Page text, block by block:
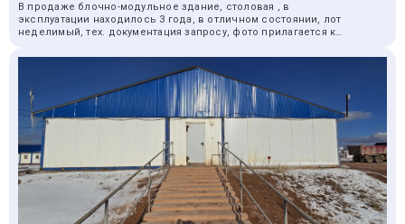
В продаже блочно-модульное здание, столовая , в
эксплуатации находилось 3 года, в отличном состоянии, лот
неделимый, тех. документация запросу, фото прилагается к
Иркутского завода полимеров в городе Усть-Кут( Иркутская
область) демонтажные и погрузочные работы в месте отгрузки
осуществляется силами покупателя. Уместен торг.